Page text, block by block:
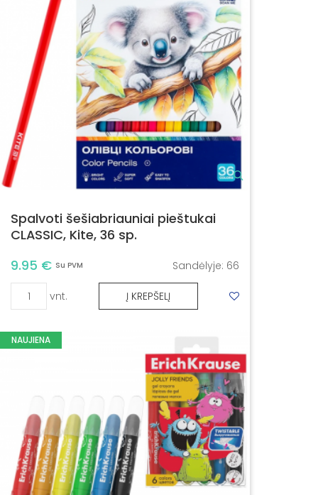
Spalvoti šešiabriauniai pieštukai
CLASSIC, Kite, 36 sp.
9.95 € Su PVM Sandėlyje: 66
vnt. Į KREPŠELĮ
NAUJIENA